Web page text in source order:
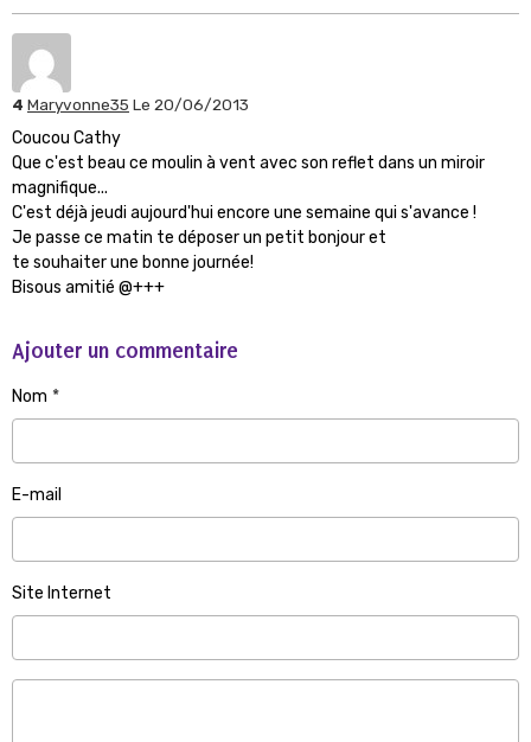
4 Maryvonne35 Le 20/06/2013
Coucou Cathy
Que c'est beau ce moulin à vent avec son reflet dans un miroir
magnifique...
C'est déjà jeudi aujourd'hui encore une semaine qui s'avance !
Je passe ce matin te déposer un petit bonjour et
te souhaiter une bonne journée!
Bisous amitié @+++
Ajouter un commentaire
Nom
E-mail
Site Internet